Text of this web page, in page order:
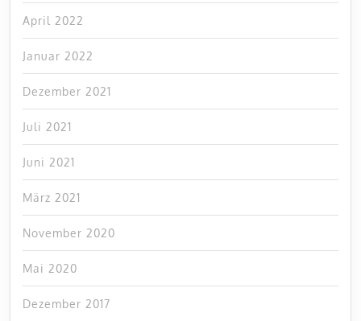
April 2022
Januar 2022
Dezember 2021
Juli 2021
Juni 2021
März 2021
November 2020
Mai 2020
Dezember 2017